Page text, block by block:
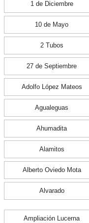
1 de Diciembre
10 de Mayo
2 Tubos
27 de Septiembre
Adolfo López Mateos
Agualeguas
Ahumadita
Alamitos
Alberto Oviedo Mota
Alvarado
Ampliación Lucerna